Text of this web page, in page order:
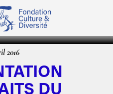
2016
DU